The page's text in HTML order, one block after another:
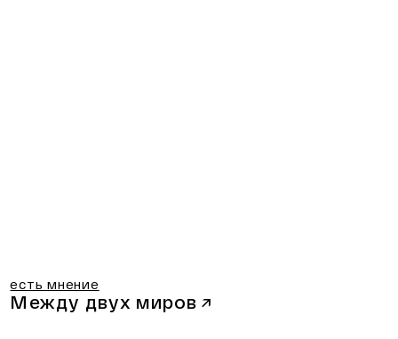
есть мнение
Между двух миров ↗